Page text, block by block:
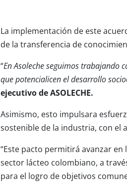
La implementación de este
de la transferencia de
“En Asoleche seguimos trabajando
que potencialicen el desarrollo
ejecutivo de ASOLECHE.
Asimismo, esto impulsara
sostenible de la industria, con el
“Este pacto permitirá avanzar
sector lácteo colombiano, a
para el logro de objetivos